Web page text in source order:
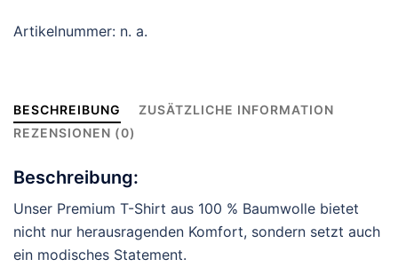
Artikelnummer: n. a.
BESCHREIBUNG
ZUSÄTZLICHE INFORMATION
REZENSIONEN (0)
Beschreibung:
Unser Premium T-Shirt aus 100 % Baumwolle bietet
nicht nur herausragenden Komfort, sondern setzt auch
ein modisches Statement.